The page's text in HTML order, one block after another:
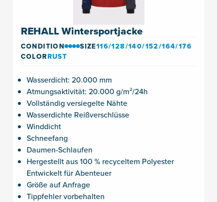
REHALL Wintersportjacke
CONDITION SIZE116/128/140/152/164/176
COLORRUST
Wasserdicht: 20.000 mm
Atmungsaktivität: 20.000 g/m²/24h
Vollständig versiegelte Nähte
Wasserdichte Reißverschlüsse
Winddicht
Schneefang
Daumen-Schlaufen
Hergestellt aus 100 % recyceltem Polyester
Entwickelt für Abenteuer
Größe auf Anfrage
Tippfehler vorbehalten